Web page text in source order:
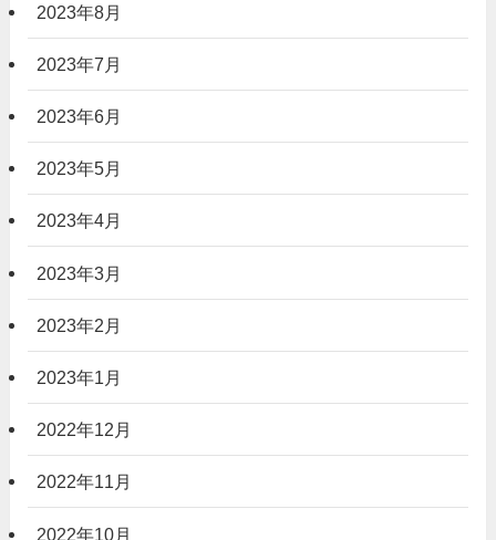
2023年8月
2023年7月
2023年6月
2023年5月
2023年4月
2023年3月
2023年2月
2023年1月
2022年12月
2022年11月
2022年10月